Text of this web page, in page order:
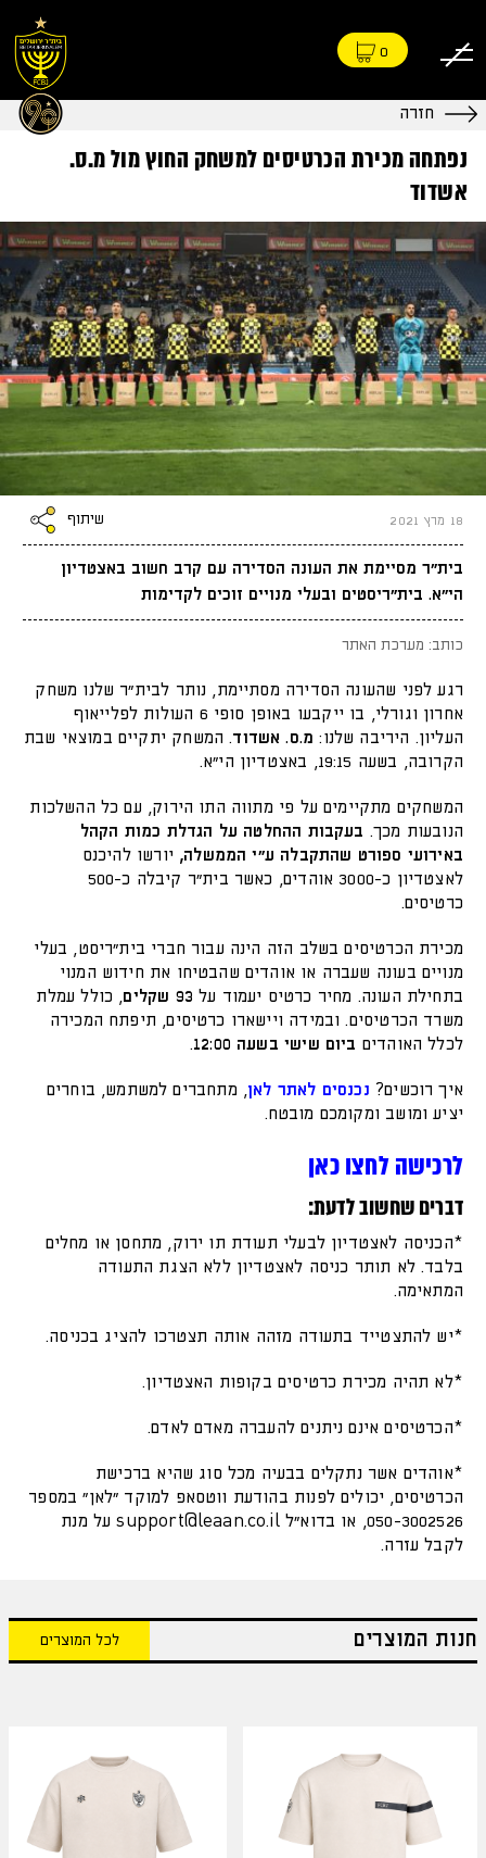
0
חזרה
נפתחה מכירת הכרטיסים למשחק החוץ מול מ.ס.
אשדוד
18 מרץ 2021 שיתוף
בית״ר מסיימת את העונה הסדירה עם קרב חשוב באצטדיון
הי״א. בית״ריסטים ובעלי מנויים זוכים לקדימות
כותב: מערכת האתר
רגע לפני שהעונה הסדירה מסתיימת, נותר לבית״ר שלנו משחק
אחרון וגורלי, בו ייקבעו באופן סופי 6 העולות לפלייאוף
העליון. היריבה שלנו: מ.ס. אשדוד. המשחק יתקיים במוצאי שבת
הקרובה, בשעה 19:15, באצטדיון הי״א.
המשחקים מתקיימים על פי מתווה התו הירוק, עם כל ההשלכות
הנובעות מכך. בעקבות ההחלטה על הגדלת כמות הקהל
באירועי ספורט שהתקבלה ע״י הממשלה, יורשו להיכנס
לאצטדיון כ-3000 אוהדים, כאשר בית״ר קיבלה כ-500
כרטיסים.
מכירת הכרטיסים בשלב הזה הינה עבור חברי בית"ריסט, בעלי
מנויים בעונה שעברה או אוהדים שהבטיחו את חידוש המנוי
בתחילת העונה. מחיר כרטיס יעמוד על 93 שקלים
, כולל עמלת
משרד הכרטיסים. ובמידה ויישארו כרטיסים, תיפתח המכירה
לכלל האוהדים ביום שישי בשעה 12:00 .
איך רוכשים? נכנסים לאתר לאן, מתחברים למשתמש, בוחרים
יציע ומושב ומקומכם מובטח.
לרכישה לחצו כאן
דברים שחשוב לדעת:
*הכניסה לאצטדיון לבעלי תעודת תו ירוק, מתחסן או מחלים
בלבד. לא תותר כניסה לאצטדיון ללא הצגת התעודה
המתאימה.
*יש להתצטייד בתעודה מזהה אותה תצטרכו להציג בכניסה.
*לא תהיה מכירת כרטיסים בקופות האצטדיון.
*הכרטיסים אינם ניתנים להעברה מאדם לאדם.
*אוהדים אשר נתקלים בבעיה מכל סוג שהיא ברכישת
הכרטיסים, יכולים לפנות בהודעת ווטסאפ למוקד "לאן" במספר
050-3002526, או בדוא"ל
support@leaan.co.ilעל מנת
לקבל עזרה.
חנות המוצרים לכל המוצרים